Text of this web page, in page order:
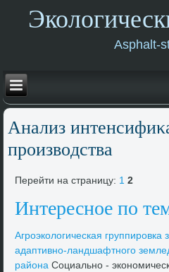
Asphalt-
Анализ
произвοдства
Перейти на страницу: 1 2
Интересное по
Агроэколοгическая
адаптивно-ландшафтного
района Социально -